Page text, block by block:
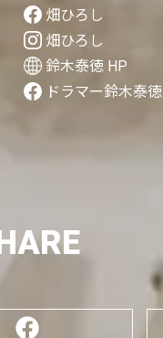
畑ひろし
畑ひろし
鈴木泰徳 HP
ドラマー鈴木泰徳